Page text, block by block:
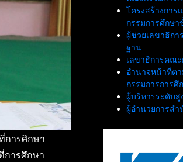
การศึกษา
การศึกษา
โครงสร้างกา
กรรมการศึกษ
ผู้ช่วยเลขาธิก
ฐาน
เลขาธิการคณ
อำนาจหน้าที่ต
กรรมการการ
ผู้บริหารระดับสู
ผู้อำนวยการสำ